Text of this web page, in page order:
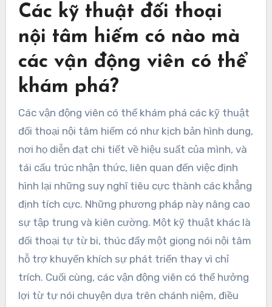
Các kỹ thuật đối thoại
nội tâm hiếm có nào mà
các vận động viên có thể
khám phá?
Các vận động viên có thể khám phá các kỹ thuật
đối thoại nội tâm hiếm có như kịch bản hình dung,
nơi họ diễn đạt chi tiết về hiệu suất của mình, và
tái cấu trúc nhận thức, liên quan đến việc định
hình lại những suy nghĩ tiêu cực thành các khẳng
định tích cực. Những phương pháp này nâng cao
sự tập trung và kiên cường. Một kỹ thuật khác là
đối thoại tự từ bi, thúc đẩy một giọng nói nội tâm
hỗ trợ khuyến khích sự phát triển thay vì chỉ
trích. Cuối cùng, các vận động viên có thể hưởng
lợi từ tự nói chuyện dựa trên chánh niệm, điều